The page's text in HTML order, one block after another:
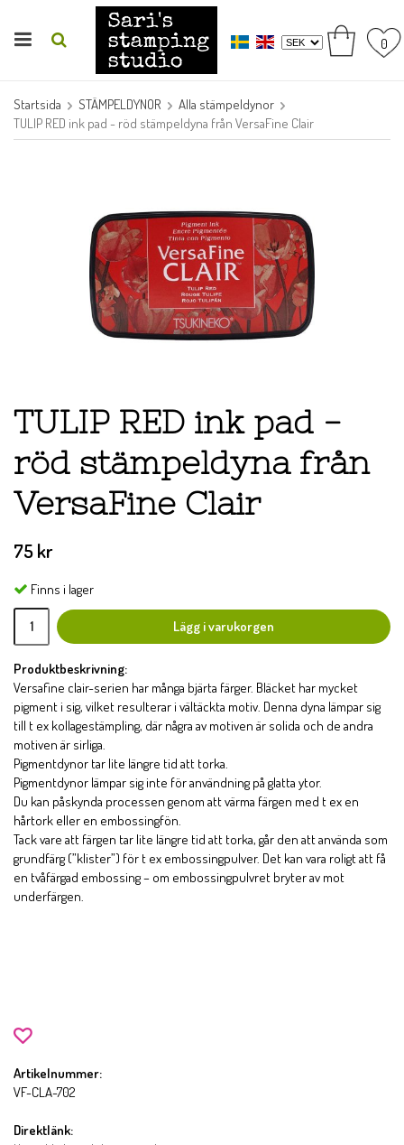
0
Startsida STÄMPELDYNOR
Alla stämpeldynor
TULIP RED ink pad - röd stämpeldyna från VersaFine Clair
TULIP RED ink pad -
röd stämpeldyna från
VersaFine Clair
75 kr
Finns i lager
Lägg i varukorgen
Produktbeskrivning:
Versafine clair-serien har många bjärta färger. Bläcket har mycket
pigment i sig, vilket resulterar i vältäckta motiv. Denna dyna lämpar sig
till t ex kollagestämpling, där några av motiven är solida och de andra
motiven är sirliga.
Pigmentdynor tar lite längre tid att torka.
Pigmentdynor lämpar sig inte för användning på glatta ytor.
Du kan påskynda processen genom att värma färgen med t ex en
hårtork eller en embossingfön.
Tack vare att färgen tar lite längre tid att torka, går den att använda som
grundfärg (”klister”) för t ex embossingpulver. Det kan vara roligt att få
en tvåfärgad embossing – om embossingpulvret bryter av mot
underfärgen.
Artikelnummer:
VF-CLA-702
Direktlänk: